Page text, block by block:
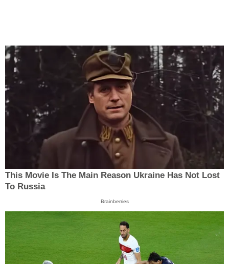
This Movie Is The Main Reason Ukraine Has Not Lost
To Russia
Brainberries